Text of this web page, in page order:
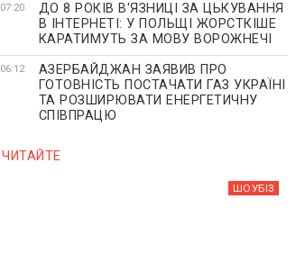
07:20
ДО 8 РОКІВ В'ЯЗНИЦІ ЗА ЦЬКУВАННЯ
В ІНТЕРНЕТІ: У ПОЛЬЩІ ЖОРСТКІШЕ
КАРАТИМУТЬ ЗА МОВУ ВОРОЖНЕЧІ
06:12
АЗЕРБАЙДЖАН ЗАЯВИВ ПРО
ГОТОВНІСТЬ ПОСТАЧАТИ ГАЗ УКРАЇНІ
ТА РОЗШИРЮВАТИ ЕНЕРГЕТИЧНУ
СПІВПРАЦЮ
ЧИТАЙТЕ
ШОУБIЗ